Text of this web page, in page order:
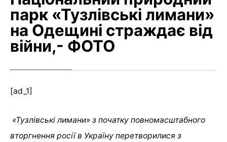
парк «Тузлівські лимани»
на Одещині страждає від
війни,- ФОТО
[ad_1]
«Тузлівські лимани» з початку повномасштабного
вторгнення росії в Україну перетворилися з